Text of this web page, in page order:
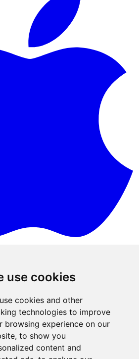
use cookies
cookies and other
technologies to improve
browsing experience on our
to show you
content and